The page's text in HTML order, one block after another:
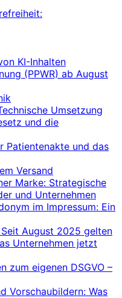
KI-Inhalten
(PPWR) ab August
Umsetzung
und die
Patientenakte und das
Versand
Marke: Strategische
und Unternehmen
im Impressum: Ein
August 2025 gelten
Unternehmen jetzt
zum eigenen DSGVO –
Vorschaubildern: Was